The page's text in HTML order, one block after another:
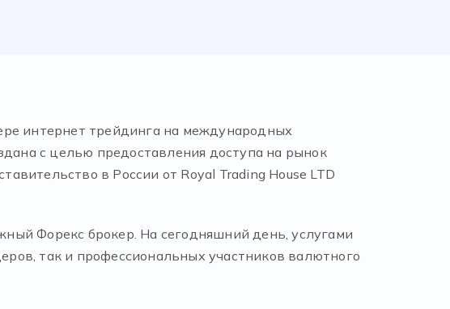
интернет трейдинга на международных
с целью предоставления доступа на рынок
в России от Royal Trading House LTD
Форекс брокер. На сегодняшний день, услугами
так и профессиональных участников валютного